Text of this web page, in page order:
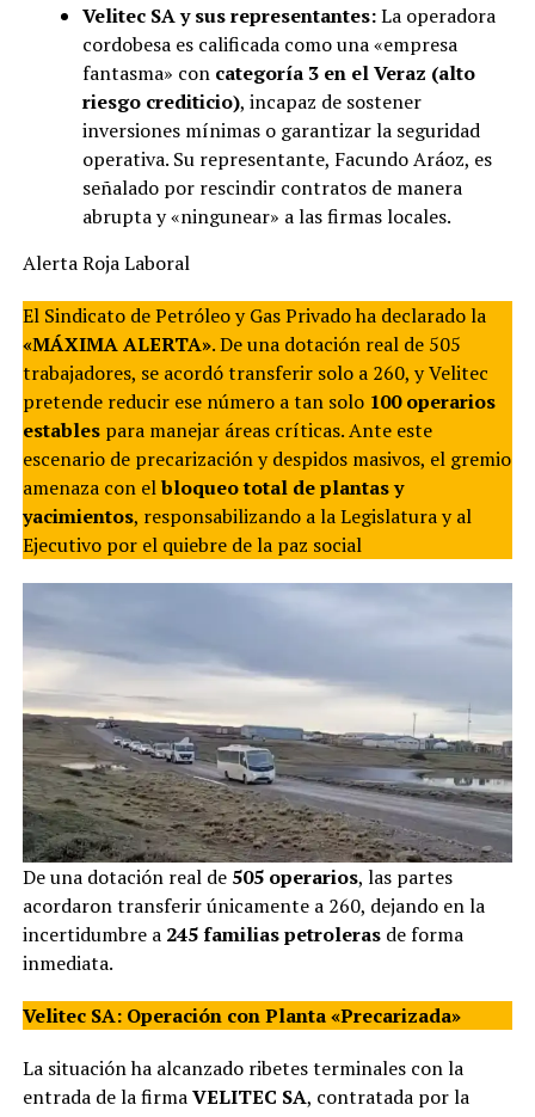
Velitec SA y sus representantes:La operadora
cordobesa es calificada como una «empresa
fantasma» con categoría 3 en el Veraz (alto
riesgo crediticio), incapaz de sostener
inversiones mínimas o garantizar la seguridad
operativa. Su representante, Facundo Aráoz, es
señalado por rescindir contratos de manera
abrupta y «ningunear» a las firmas locales.
Alerta Roja Laboral
El Sindicato de Petróleo y Gas Privado ha declarado la
«MÁXIMA ALERTA». De una dotación real de 505
trabajadores, se acordó transferir solo a 260, y Velitec
pretende reducir ese número a tan solo 100 operarios
establespara manejar áreas críticas. Ante este
escenario de precarización y despidos masivos, el gremio
amenaza con elbloqueo total de plantas y
yacimientos, responsabilizando a la Legislatura y al
Ejecutivo por el quiebre de la paz social
De una dotación real de 505 operarios, las partes
acordaron transferir únicamente a 260, dejando en la
incertidumbre a 245 familias petrolerasde forma
inmediata.
Velitec SA: Operación con Planta «Precarizada»
La situación ha alcanzado ribetes terminales con la
entrada de la firmaVELITEC SA, contratada por la